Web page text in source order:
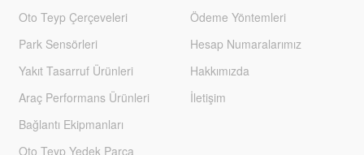
Oto Teyp Çerçeveleri
Park Sensörleri
Yakıt Tasarruf Ürünleri
Araç Performans Ürünleri
Bağlantı Ekipmanları
Oto Teyp Yedek Parça
Ödeme Yöntemleri
Hesap Numaralarımız
Hakkımızda
İletişim